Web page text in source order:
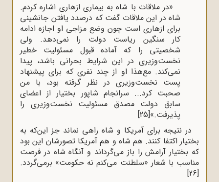
«در ملاقات با شاه به بیماری ازهاری اشاره کردم.
شاه در این ملاقات گفت که درصدد یافتن جانشینی
برای ازهاری است چون وضع مزاجی او اجازه ادامه
کار سنگین ریاست دولت را نمی‌دهد. ولی
شخصیتی را که آماده قبول مسئولیت خطیر
نخست‌وزیری در این شرایط بحرانی باشد، پیدا
نمی‌کند. مع‌هذا او از چند نفری که برای پیشنهاد
پست نخست‌وزیری در نظر گرفته بود، با من
صحبت کرد... سرانجام شاپور بختیار از اعضای
سابق دولت مصدق مسئولیت نخست‌وزیری را
پذیرفت.»[25]
در نتیجه برای آمریکا و شاه راهی نماند جز این‌که به
بختیار اکتفا کنند. هم شاه و هم آمریکا تصورشان این بود
که بختیار آرامش را باز می‌گرداند و آنگاه شاه در فرصت
مناسب با شعار «سلطنت می‌کنم نه حکومت» برمی‌گردد.
[26]